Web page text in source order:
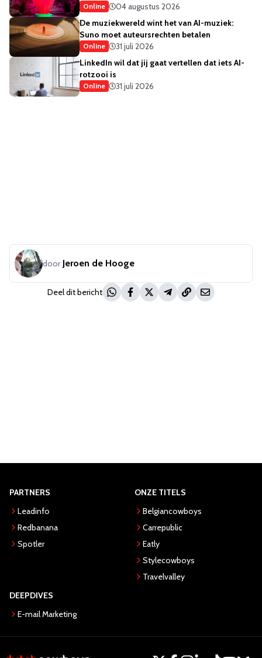
Online
04 augustus 2026
De muziekwereld wint het van AI-muziek:
Suno moet auteursrechten betalen
Online
31 juli 2026
LinkedIn wil dat jij gaat vertellen dat iets AI-
rotzooi is
Online 31 juli 2026
door Jeroen de Hooge
Deel dit bericht
PARTNERS
Leadinfo
Redbanana
Spotler
ONZE TITELS
Belgiancowboys
Carrepublic
Eatly
Stylecowboys
Travelvalley
DEEPDIVES
E-mail Marketing